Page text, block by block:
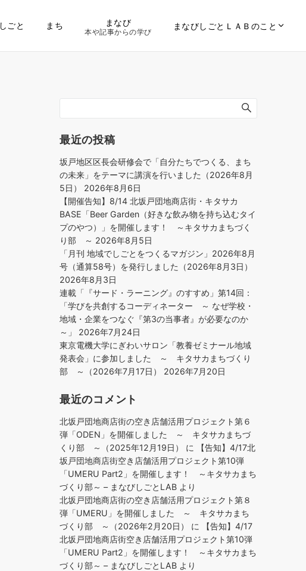
しごと まち まなび
本や記事からの学び
まなびしごとＬＡＢのこと
最近の投稿
坂戸地区区長会研修会で「自分たちでつくる、まち
の未来」をテーマに講演を行いました（2026年8月
5日）
2026年8月6日
【開催告知】8/14 北坂戸団地商店街・キタサカ
BASE「Beer Garden（好きな飲み物を持ち込むタイ
プのやつ）」を開催します！ ～キタサカまちづく
り部 ～ 2026年8月5日
「月刊 地域でしごとをつくるマガジン」2026年8月
号（通算58号）を発行しました（2026年8月3日）
2026年8月3日
連載「『サード・ラーニング』のすすめ」第14回：
「学びを共創するコーディネーター ～ なぜ学校・
地域・企業をつなぐ『第3の当事者』が必要なのか
～」
2026年7月24日
東京電機大学にぎわいサロン「教養ゼミナール地域
発表会」に参加しました ～ キタサカまちづくり
部 ～（2026年7月17日）
2026年7月20日
最近のコメント
北坂戸団地商店街の空き店舗活用プロジェクト第６
弾「ODEN」を開催しました ～ キタサカまちづ
くり部 ～（2025年12月19日）
に
【告知】4/17北
坂戸団地商店街空き店舗活用プロジェクト第10弾
「UMERU Part2」を開催します！ ～キタサカまち
づくり部～ – まなびしごとLAB より
北坂戸団地商店街の空き店舗活用プロジェクト第８
弾「UMERU」を開催しました ～ キタサカまち
づくり部 ～（2026年2月20日）
に
【告知】4/17
北坂戸団地商店街空き店舗活用プロジェクト第10弾
「UMERU Part2」を開催します！ ～キタサカまち
づくり部～ – まなびしごとLAB より